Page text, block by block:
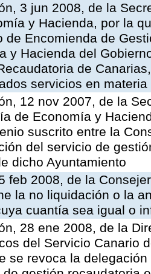
3 jun 2008, de la
y Hacienda, por la
de Encomienda de
y Hacienda del
de
servicios en materia
12 nov 2007, de la
de Economía y
suscrito entre la
del servicio de
dicho Ayuntamiento
feb 2008, de la
la no liquidación o la
cuantía sea igual o
28 ene 2008, de la
del Servicio Canario
se revoca la